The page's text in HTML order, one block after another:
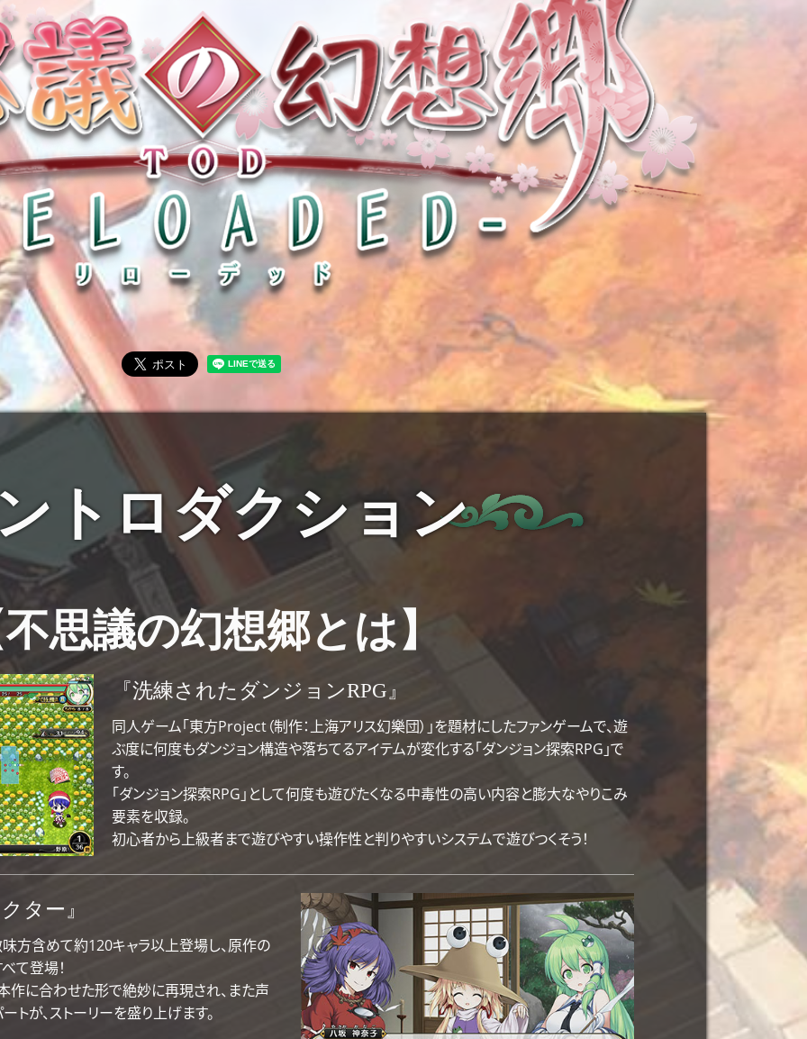
トロダクション
思議の幻想郷とは】
『洗練されたダンジョンRPG』
同人ゲーム「東方Project（制作：上海アリス幻樂団）」を題材にしたファンゲームで、遊
ぶ度に何度もダンジョン構造や落ちてるアイテムが変化する「ダンジョン探索RPG」で
す。
「ダンジョン探索RPG」として何度も遊びたくなる中毒性の高い内容と膨大なやりこみ
要素を収録。
初心者から上級者まで遊びやすい操作性と判りやすいシステムで遊びつくそう！
ター』
方含めて約120キャラ以上登場し、原作の
て登場！
に合わせた形で絶妙に再現され、また声
トが、ストーリーを盛り上げます。